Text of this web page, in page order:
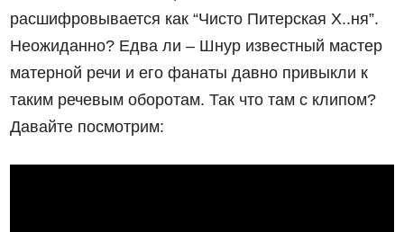
расшифровывается как “Чисто Питерская Х..ня”.
Неожиданно? Едва ли – Шнур известный мастер
матерной речи и его фанаты давно привыкли к
таким речевым оборотам. Так что там с клипом?
Давайте посмотрим: